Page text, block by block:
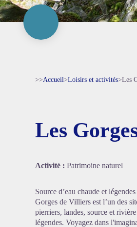
>>Accueil>Loisirs et activités>Les
Les
Activité : Patrimoine naturel
Source d’eau chaude et
Gorges de Villiers est l’un des
pierriers, landes, source et
légendes. Voyagez dans